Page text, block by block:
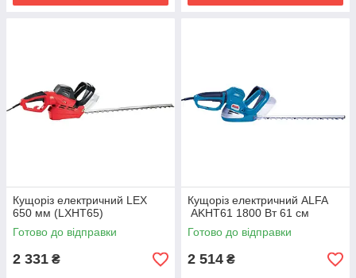
Кущоріз електричний LEX
650 мм (LXHT65)
Готово до відправки
2 331 ₴
Кущоріз електричний ALFA
AKHT61 1800 Вт 61 см
Готово до відправки
2 514 ₴